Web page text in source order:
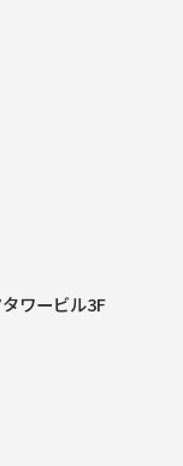
ワービル3F